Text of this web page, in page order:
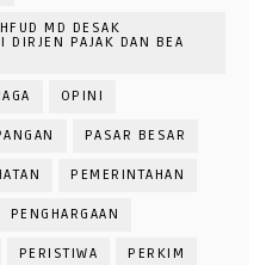
MD DESAK
DIRJEN PAJAK DAN BEA
OPINI
PASAR BESAR
PEMERINTAHAN
PENGHARGAAN
PERISTIWA PERKIM